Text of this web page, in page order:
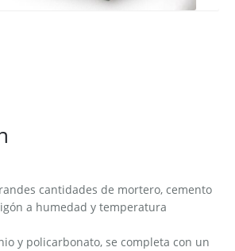
cantidades de mortero, cemento
a humedad y temperatura
y policarbonato, se completa con un